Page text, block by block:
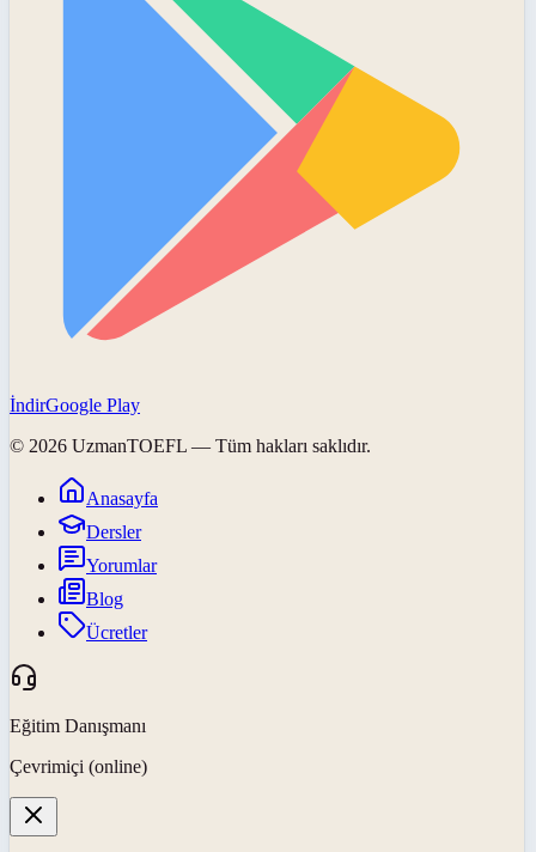
İndirGoogle Play
© 2026 UzmanTOEFL — Tüm hakları saklıdır.
Anasayfa
Dersler
Yorumlar
Blog
Ücretler
Eğitim Danışmanı
Çevrimiçi (online)